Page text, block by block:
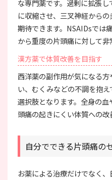
な専門薬です。過剰に拡張
に収縮させ、三叉神経から
期待できます。NSAIDsでは
から重度の片頭痛に対して非
漢方薬で体質改善を目指す
西洋薬の副作用が気になる
い、むくみなどの不調を抱
選択肢となります。全身の血
頭痛の起きにくい体質への改
自分でできる片頭痛の
お薬による治療だけでなく